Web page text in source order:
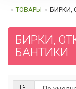
ТОВАРЫ БИРКИ,
БИРКИ,
БАНТИКИ